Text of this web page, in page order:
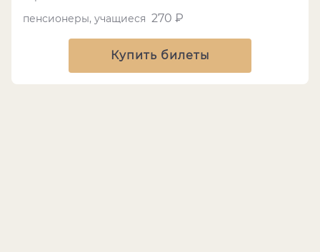
пенсионеры, учащиеся 270 ₽
Купить билеты